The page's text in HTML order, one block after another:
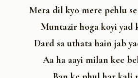
Mera dil kyo mere pehlu
Muntazir hoga koyi yad
Dard sa uthata hain jab
Aa ha aayi milan kee